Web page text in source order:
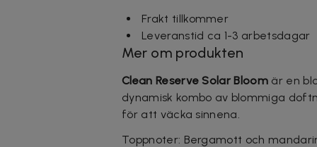
Frakt tillkommer
Leveranstid ca 1-3 arbetsdagar
Mer om produkten
Clean Reserve Solar Bloom är en
dynamisk kombo av blommiga
för att väcka sinnena.
Toppnoter: Bergamott och